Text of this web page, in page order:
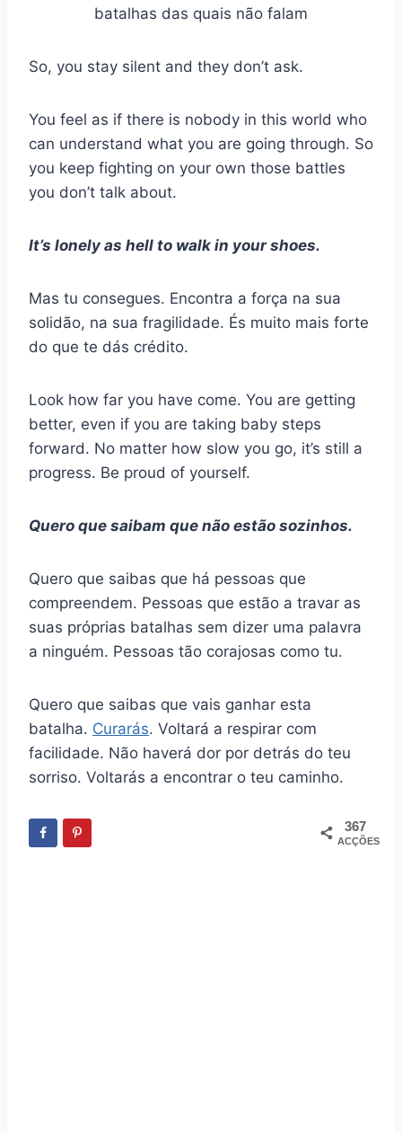
So, you stay silent and they don’t ask.
You feel as if there is nobody in this world who
can understand what you are going through. So
you keep fighting on your own those battles
you don’t talk about.
It’s lonely as hell to walk in your shoes.
Mas tu consegues. Encontra a força na sua
solidão, na sua fragilidade. És muito mais forte
do que te dás crédito.
Look how far you have come. You are getting
better, even if you are taking baby steps
forward. No matter how slow you go, it’s still a
progress. Be proud of yourself.
Quero que saibam que não estão sozinhos.
Quero que saibas que há pessoas que
compreendem. Pessoas que estão a travar as
suas próprias batalhas sem dizer uma palavra
a ninguém. Pessoas tão corajosas como tu.
Quero que saibas que vais ganhar esta
batalha. Curarás. Voltará a respirar com
facilidade. Não haverá dor por detrás do teu
sorriso. Voltarás a encontrar o teu caminho.
367
ACÇÕES